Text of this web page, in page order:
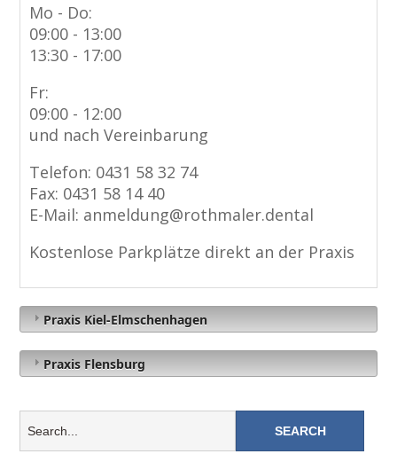
Mo - Do:
09:00 - 13:00
13:30 - 17:00
Fr:
09:00 - 12:00
und nach Vereinbarung
Telefon: 0431 58 32 74
Fax: 0431 58 14 40
E-Mail: anmeldung@rothmaler.dental
Kostenlose Parkplätze direkt an der Praxis
Praxis Kiel-Elmschenhagen
Praxis Flensburg